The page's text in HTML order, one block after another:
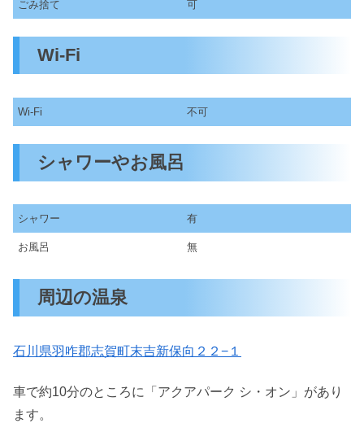
ごみ捨て 可
Wi-Fi
Wi-Fi 不可
シャワーやお風呂
シャワー 有
お風呂 無
周辺の温泉
石川県羽咋郡志賀町末吉新保向２２−１
車で約10分のところに「アクアパーク シ・オン」があり
ます。